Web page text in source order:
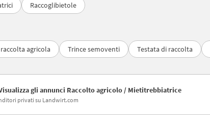
Raccoglibietole
agricola Trince semoventi Testata di raccolta
gli annunci Raccolto agricolo / Mietitrebbiatrice
privati su Landwirt.com